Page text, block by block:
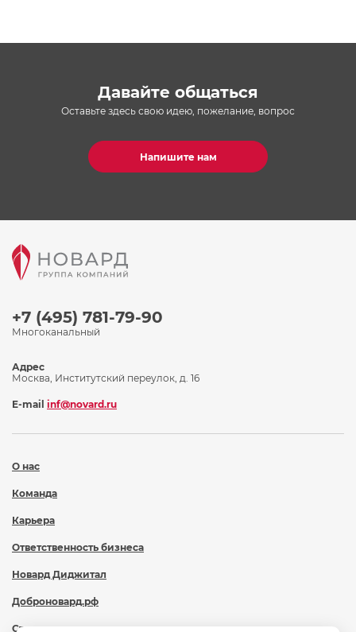
Давайте общаться
Оставьте здесь свою идею, пожелание, вопрос
Напишите нам
+7 (495) 781-79-90
Многоканальный
О нас
Команда
Карьера
Ответственность бизнеса
Новард Диджитал
Доброновард.рф
Статьи
Адрес
Москва, Институтский переулок, д. 16
E-mail inf@novard.ru